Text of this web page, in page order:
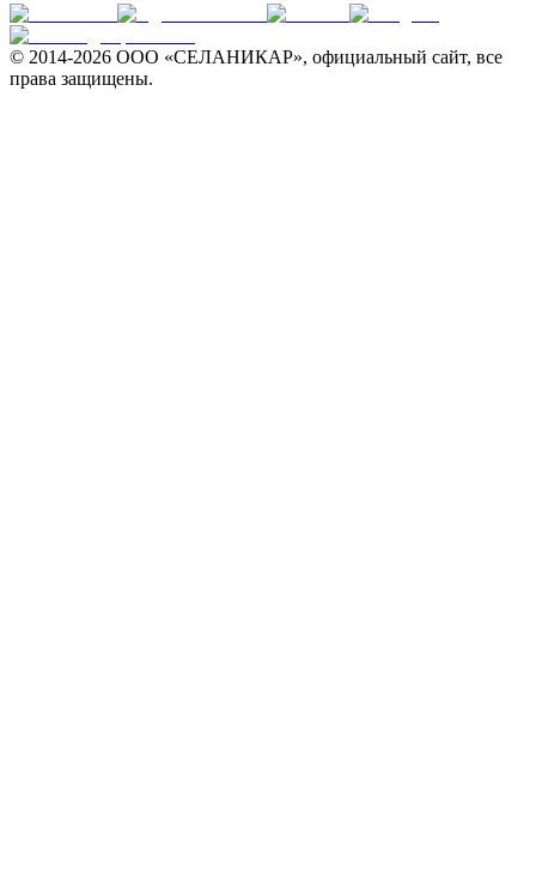
© 2014-2026 ООО «СЕЛАНИКАР», официальный сайт, все
права защищены.